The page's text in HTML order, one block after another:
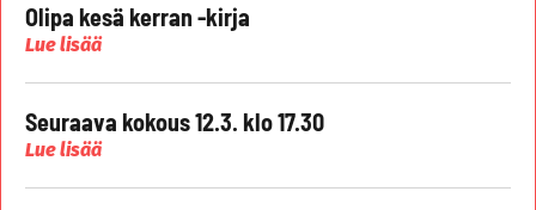
Olipa kesä kerran -kirja
Lue lisää
Seuraava kokous 12.3. klo 17.30
Lue lisää